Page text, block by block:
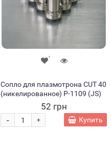
Сопло для плазмотрона CUT 40
(никелированное) P-1109 (JS)
52 грн
+
- Купить